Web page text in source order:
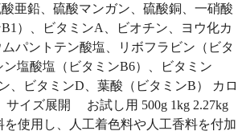
亜鉛、硫酸マンガン、硫酸銅、一硝酸
）、ビタミンA、ビオチン、ヨウ化カ
パントテン酸塩、リボフラビン（ビタ
ン塩酸塩（ビタミンB6）、ビタミン
、ビタミンD、葉酸（ビタミンB） カロ
サイズ展開 お試し用 500g 1kg 2.27kg
を使用し、人工着色料や人工香料を付加